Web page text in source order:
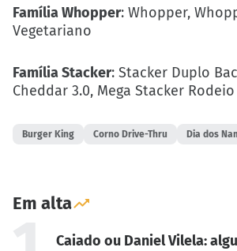
Família Whopper: Whopper,
Vegetariano
Família Stacker: Stacker Duplo
Cheddar 3.0, Mega Stacker
Burger King Corno Drive-Thru Dia dos
Em alta
Caiado ou Daniel Vilela: